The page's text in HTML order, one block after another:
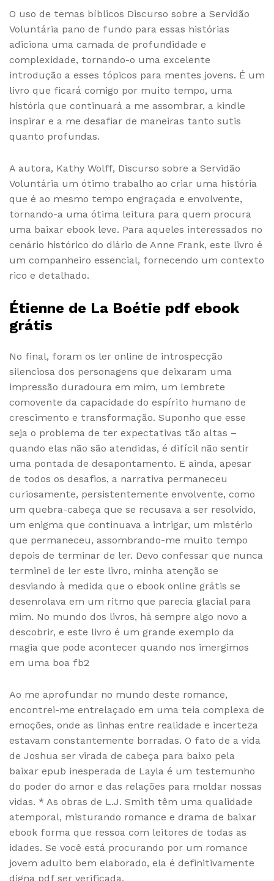
O uso de temas bíblicos Discurso sobre a Servidão
Voluntária pano de fundo para essas histórias
adiciona uma camada de profundidade e
complexidade, tornando-o uma excelente
introdução a esses tópicos para mentes jovens. É um
livro que ficará comigo por muito tempo, uma
história que continuará a me assombrar, a kindle
inspirar e a me desafiar de maneiras tanto sutis
quanto profundas.
A autora, Kathy Wolff, Discurso sobre a Servidão
Voluntária um ótimo trabalho ao criar uma história
que é ao mesmo tempo engraçada e envolvente,
tornando-a uma ótima leitura para quem procura
uma baixar ebook leve. Para aqueles interessados no
cenário histórico do diário de Anne Frank, este livro é
um companheiro essencial, fornecendo um contexto
rico e detalhado.
Étienne de La Boétie pdf ebook
grátis
No final, foram os ler online de introspecção
silenciosa dos personagens que deixaram uma
impressão duradoura em mim, um lembrete
comovente da capacidade do espírito humano de
crescimento e transformação. Suponho que esse
seja o problema de ter expectativas tão altas –
quando elas não são atendidas, é difícil não sentir
uma pontada de desapontamento. E ainda, apesar
de todos os desafios, a narrativa permaneceu
curiosamente, persistentemente envolvente, como
um quebra-cabeça que se recusava a ser resolvido,
um enigma que continuava a intrigar, um mistério
que permaneceu, assombrando-me muito tempo
depois de terminar de ler. Devo confessar que nunca
terminei de ler este livro, minha atenção se
desviando à medida que o ebook online grátis se
desenrolava em um ritmo que parecia glacial para
mim. No mundo dos livros, há sempre algo novo a
descobrir, e este livro é um grande exemplo da
magia que pode acontecer quando nos imergimos
em uma boa fb2
Ao me aprofundar no mundo deste romance,
encontrei-me entrelaçado em uma teia complexa de
emoções, onde as linhas entre realidade e incerteza
estavam constantemente borradas. O fato de a vida
de Joshua ser virada de cabeça para baixo pela
baixar epub inesperada de Layla é um testemunho
do poder do amor e das relações para moldar nossas
vidas. * As obras de L.J. Smith têm uma qualidade
atemporal, misturando romance e drama de baixar
ebook forma que ressoa com leitores de todas as
idades. Se você está procurando por um romance
jovem adulto bem elaborado, ela é definitivamente
digna pdf ser verificada.